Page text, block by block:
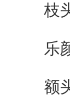
枝头
乐颜
额头